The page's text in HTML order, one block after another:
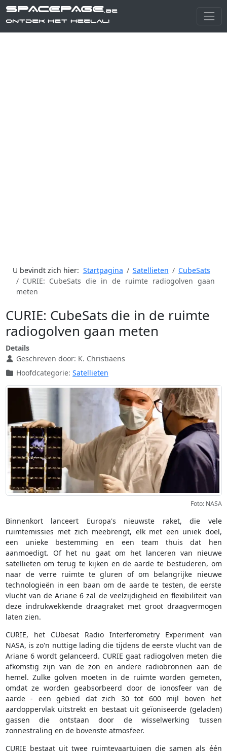
SPACEPAGE.be
Ontdek het heelal!
U bevindt zich hier: Startpagina Satellieten
CubeSats
CURIE: CubeSats die in de ruimte radiogolven gaan
meten
CURIE: CubeSats die in de ruimte
radiogolven gaan meten
Details
Geschreven door: K. Christiaens
Hoofdcategorie: Satellieten
Foto: NASA
Binnenkort lanceert Europa's nieuwste raket, die vele
ruimtemissies met zich meebrengt, elk met een uniek doel,
een unieke bestemming en een team thuis dat hen
aanmoedigt. Of het nu gaat om het lanceren van nieuwe
satellieten om terug te kijken en de aarde te bestuderen, om
naar de verre ruimte te gluren of om belangrijke nieuwe
technologieën in een baan om de aarde te testen, de eerste
vlucht van de Ariane 6 zal de veelzijdigheid en flexibiliteit van
deze indrukwekkende draagraket met groot draagvermogen
laten zien.
CURIE, het CUbesat Radio Interferometry Experiment van
NASA, is zo'n nuttige lading die tijdens de eerste vlucht van de
Ariane 6 wordt gelanceerd. CURIE gaat radiogolven meten die
afkomstig zijn van de zon en andere radiobronnen aan de
hemel. Zulke golven moeten in de ruimte worden gemeten,
omdat ze worden geabsorbeerd door de ionosfeer van de
aarde - een gebied dat zich 30 tot 600 mijl boven het
aardoppervlak uitstrekt en bestaat uit geïoniseerde (geladen)
gassen die ontstaan door de wisselwerking tussen
zonnestraling en de bovenste atmosfeer.
CURIE bestaat uit twee ruimtevaartuigen die samen als één